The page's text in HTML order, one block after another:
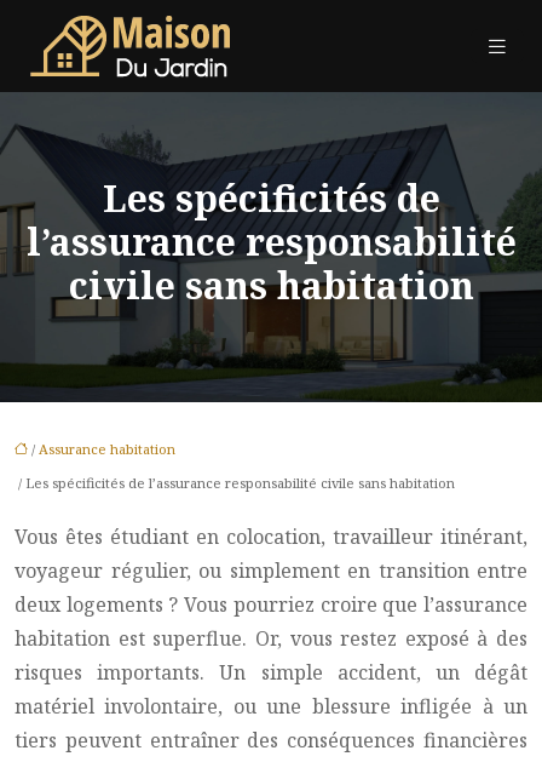
Les spécificités de
l’assurance responsabilité
civile sans habitation
/ Assurance habitation
/ Les spécificités de l’assurance responsabilité civile sans habitation
Vous êtes étudiant en colocation, travailleur itinérant,
voyageur régulier, ou simplement en transition entre
deux logements ? Vous pourriez croire que l’assurance
habitation est superflue. Or, vous restez exposé à des
risques importants. Un simple accident, un dégât
matériel involontaire, ou une blessure infligée à un
tiers peuvent entraîner des conséquences financières